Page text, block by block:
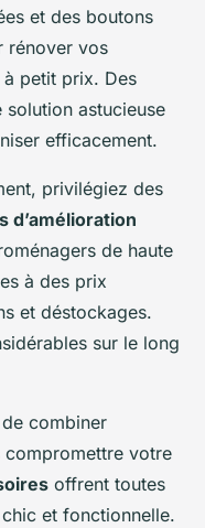
et des boutons
rénover vos
petit prix. Des
astucieuse
efficacement.
privilégiez des
d’amélioration
de haute
à des prix
et déstockages.
sur le long
de combiner
compromettre votre
offrent toutes
et fonctionnelle.